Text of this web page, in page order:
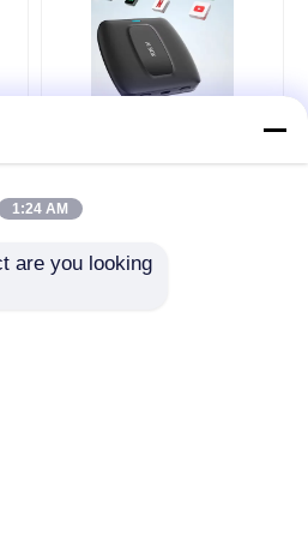
Android Auto AI Box
1:24 AM
are you looking